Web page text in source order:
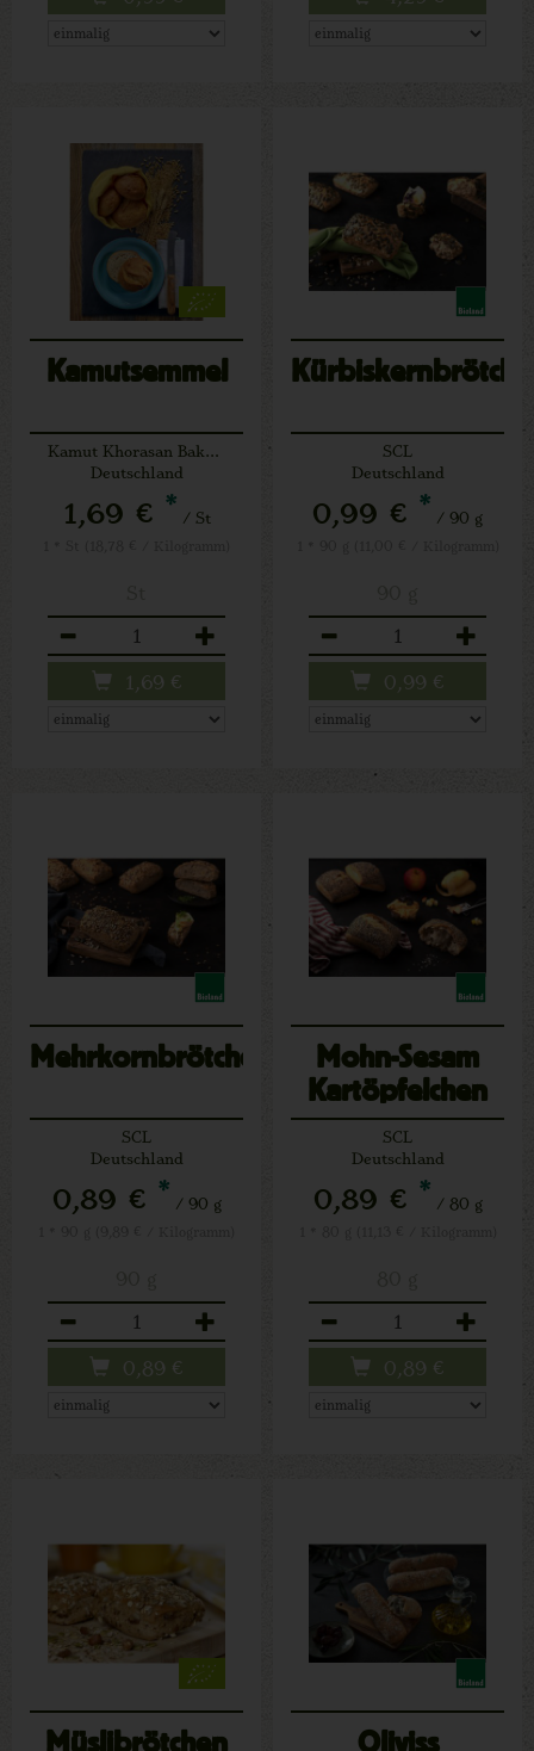
Kamutsemmel
Kamut Khorasan Bakeries
Deutschland
1,69 € * / St
1,69 €
SCL
Deutschland
0,99 € * / 90 g
0,99 €
Mehrkornbrötchen
SCL
Deutschland
0,89 € * / 90 g
0,89 €
Mohn-Sesam
Kartöpfelchen
SCL
Deutschland
0,89 € * / 80 g
0,89 €
Müslibrötchen Oliviss